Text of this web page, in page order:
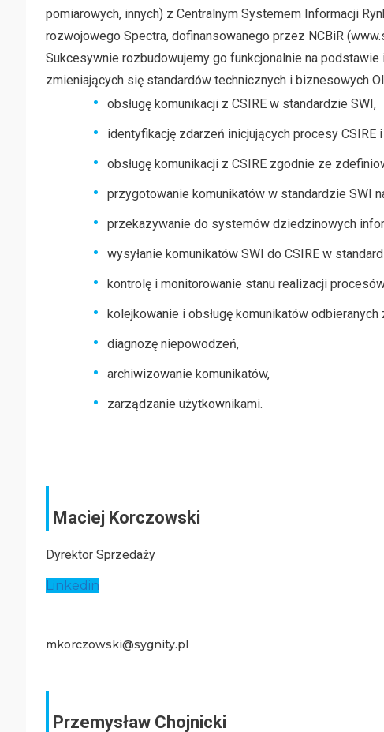
pomiarowych, innych) z Centralnym Systemem Informacji
rozwojowego Spectra, dofinansowanego przez NCBiR
Sukcesywnie rozbudowujemy go funkcjonalnie na
zmieniających się standardów technicznych i biznesowych
obsługę komunikacji z CSIRE w standardzie SWI,
identyfikację zdarzeń inicjujących procesy CSIRE
obsługę komunikacji z CSIRE zgodnie ze
przygotowanie komunikatów w standardzie SWI
przekazywanie do systemów dziedzinowych
wysyłanie komunikatów SWI do CSIRE w
kontrolę i monitorowanie stanu realizacji
kolejkowanie i obsługę komunikatów odbieranych
diagnozę niepowodzeń,
archiwizowanie komunikatów,
zarządzanie użytkownikami.
Maciej Korczowski
Dyrektor Sprzedaży
Linkedin
mkorczowski@sygnity.pl
Przemysław Chojnicki